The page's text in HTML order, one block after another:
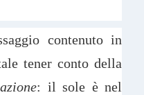
contenuto in
tener conto della
: il sole è nel